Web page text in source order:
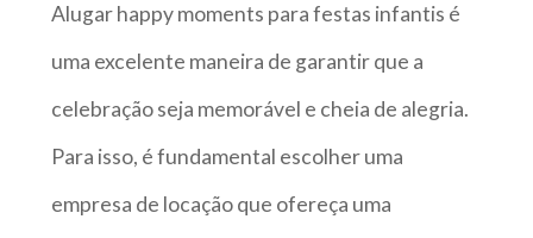
Alugar happy moments para festas infantis é
uma excelente maneira de garantir que a
celebração seja memorável e cheia de alegria.
Para isso, é fundamental escolher uma
empresa de locação que ofereça uma